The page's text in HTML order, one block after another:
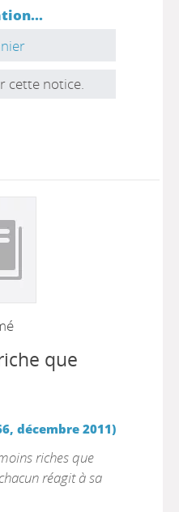
cette notice.
que
décembre 2011)
riches que
réagit à sa